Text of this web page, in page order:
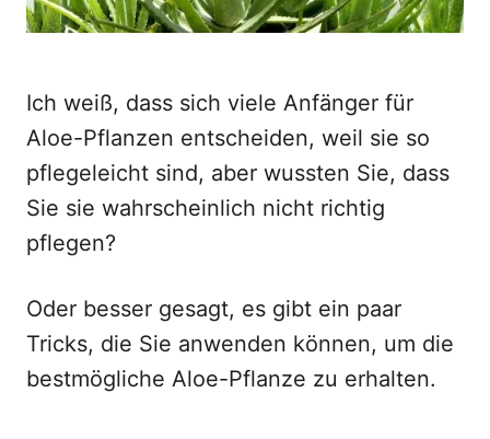
Ich weiß, dass sich viele Anfänger für
Aloe-Pflanzen entscheiden, weil sie so
pflegeleicht sind, aber wussten Sie, dass
Sie sie wahrscheinlich nicht richtig
pflegen?
Oder besser gesagt, es gibt ein paar
Tricks, die Sie anwenden können, um die
bestmögliche Aloe-Pflanze zu erhalten.